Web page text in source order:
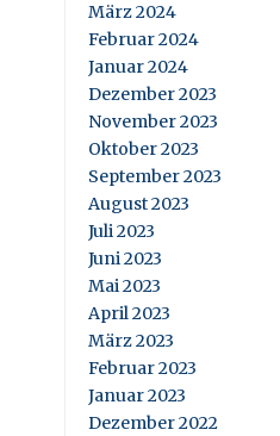
März 2024
Februar 2024
Januar 2024
Dezember 2023
November 2023
Oktober 2023
September 2023
August 2023
Juli 2023
Juni 2023
Mai 2023
April 2023
März 2023
Februar 2023
Januar 2023
Dezember 2022